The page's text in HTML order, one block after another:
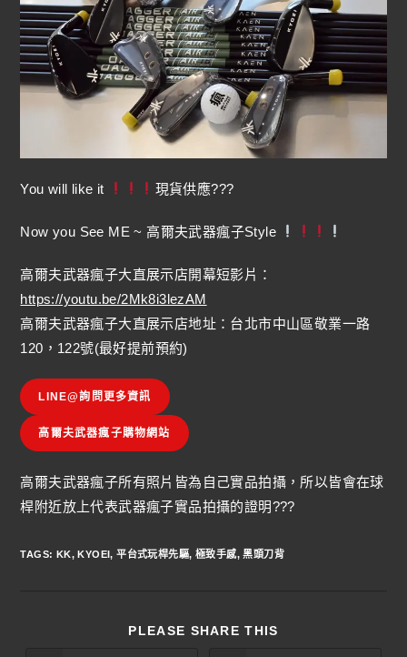
You will like it 現貨供應???
Now you See ME ~ 高爾夫武器瘋子Style
高爾夫武器瘋子大直展示店開幕短影片：
https://youtu.be/2Mk8i3lezAM
高爾夫武器瘋子大直展示店地址：台北市中山區敬業一路
120，122號(最好提前預約)
LINE@詢問更多資訊
高爾夫武器瘋子購物網站
高爾夫武器瘋子所有照片皆為自己實品拍攝，所以皆會在球
桿附近放上代表武器瘋子實品拍攝的證明???
TAGS: KK, KYOEI, 平台式玩桿先驅, 極致手感, 黑頭刀背
PLEASE SHARE THIS